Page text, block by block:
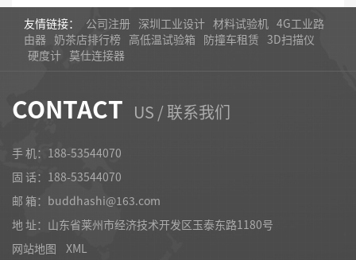
友情链接： 公司注册 深圳工业设计 材料试验机 4G工业路
由器 奶茶店排行榜 高低温试验箱 防撞车租赁 3D扫描仪
硬度计 莫仕连接器
CONTACT US / 联系我们
手 机：188-53544070
固 话： 188-53544070
邮 箱：buddhashi@163.com
地 址：山东省莱州市经济技术开发区玉泰东路1180号
网站地图
XML